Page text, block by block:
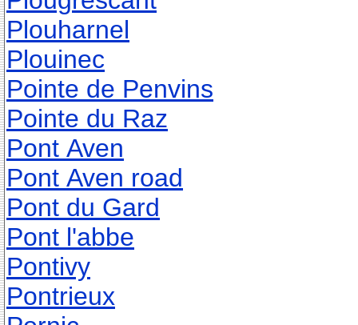
Plouharnel
Plouinec
Pointe de Penvins
Pointe du Raz
Pont Aven
Pont Aven road
Pont du Gard
Pont l'abbe
Pontivy
Pontrieux